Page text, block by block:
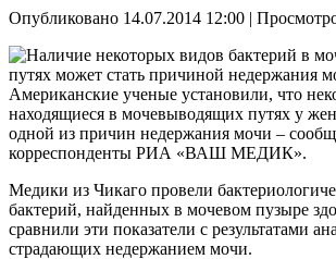
Опубликовано 14.07.2014 12:00 |
Американские ученые установили, что
находящиеся в мочевыводящих путях у
одной из причин недержания мочи –
корреспонденты РИА «ВАШ МЕДИК».
Медики из Чикаго провели
бактерий, найденных в мочевом пузыре
сравнили эти показатели с результатами
страдающих недержанием мочи.